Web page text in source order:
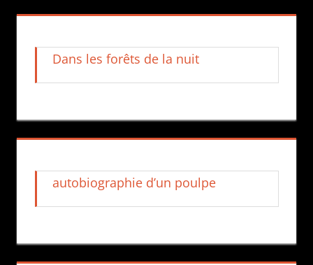
Dans les forêts de la nuit
autobiographie d’un poulpe